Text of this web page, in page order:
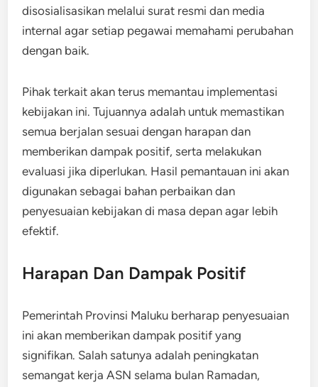
disosialisasikan melalui surat resmi dan media
internal agar setiap pegawai memahami perubahan
dengan baik.
Pihak terkait akan terus memantau implementasi
kebijakan ini. Tujuannya adalah untuk memastikan
semua berjalan sesuai dengan harapan dan
memberikan dampak positif, serta melakukan
evaluasi jika diperlukan. Hasil pemantauan ini akan
digunakan sebagai bahan perbaikan dan
penyesuaian kebijakan di masa depan agar lebih
efektif.
Harapan Dan Dampak Positif
Pemerintah Provinsi Maluku berharap penyesuaian
ini akan memberikan dampak positif yang
signifikan. Salah satunya adalah peningkatan
semangat kerja ASN selama bulan Ramadan,